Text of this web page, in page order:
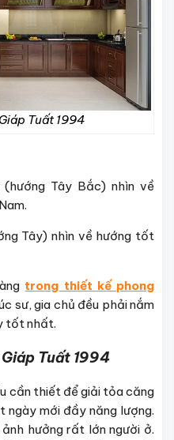
Tuất 1994
Tây Bắc) nhìn về
Tây) nhìn về hướng tốt
trong thiết kế phong
sư, gia chủ đều phải nắm
tốt nhất.
Tuất 1994
cần thiết để giải tỏa căng
mới đầy năng lượng.
hưởng rất lớn người ở.